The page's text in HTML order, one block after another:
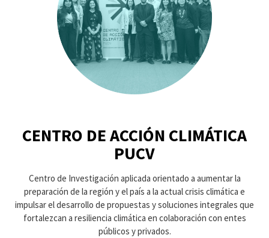
CENTRO DE ACCIÓN CLIMÁTICA
PUCV
Centro de Investigación aplicada orientado a aumentar la
preparación de la región y el país a la actual crisis climática e
impulsar el desarrollo de propuestas y soluciones integrales que
fortalezcan a resiliencia climática en colaboración con entes
públicos y privados.